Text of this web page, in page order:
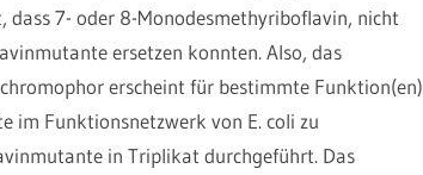
dass 7- oder 8-Monodesmethyriboflavin, nicht
ersetzen konnten. Also, das
erscheint für bestimmte Funktion(en)
im Funktionsnetzwerk von E. coli zu
in Triplikat durchgeführt. Das